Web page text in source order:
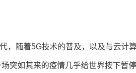
，随着5G技术的普及，以及与云计
突如其来的疫情几乎给世界按下暂